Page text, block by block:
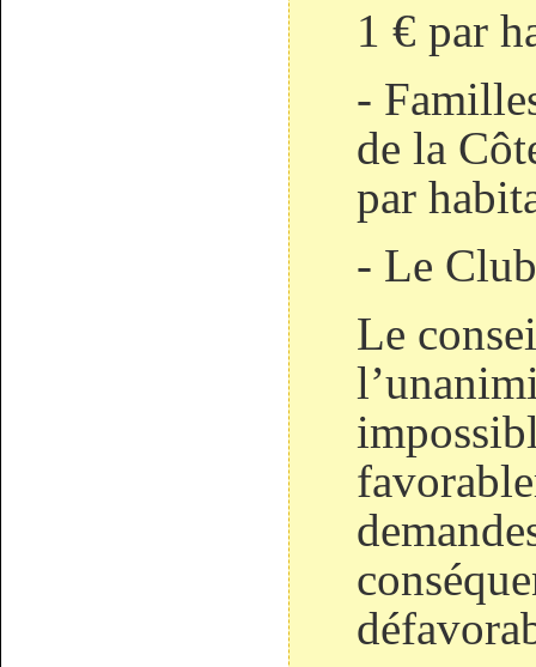
1 € par
-
de la
par
- Le
Le